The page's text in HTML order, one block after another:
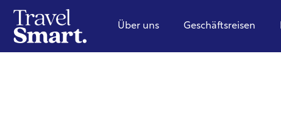
Über uns Geschäftsreisen